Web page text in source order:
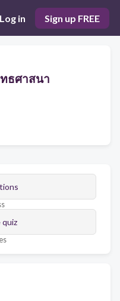
Log in Sign up FREE
ธศาสนา
quiz